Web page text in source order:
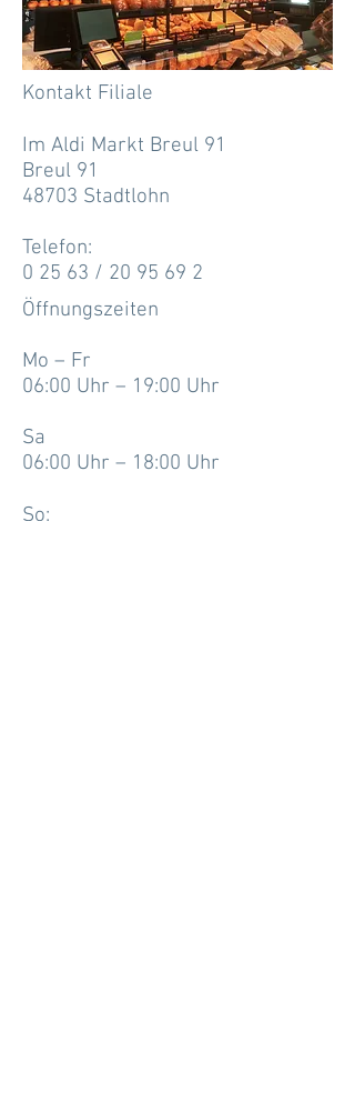
Kontakt Filiale
Im Aldi Markt Breul 91
Breul 91
48703 Stadtlohn
Telefon:
0 25 63 / 20 95 69 2
Öffnungszeiten
Mo – Fr
06:00 Uhr – 19:00 Uhr
Sa
06:00 Uhr – 18:00 Uhr
So: